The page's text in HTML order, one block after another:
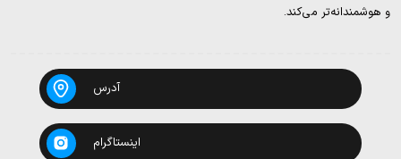
و هوشمندانه‌تر می‌کند.
آدرس
اینستاگرام